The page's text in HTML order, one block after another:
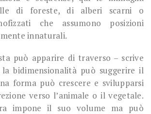
di foreste, di alberi scarni o
che assumono posizioni
innaturali.
può apparire di traverso – scrive
la bidimensionalità può suggerire il
forma può crescere e svilupparsi
verso l’animale o il vegetale.
impone il suo volume ma può